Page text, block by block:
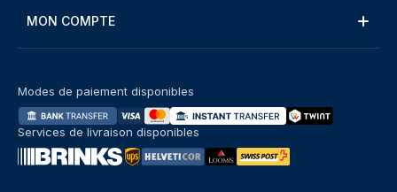
MON COMPTE
Modes de paiement disponibles
Services de livraison disponibles